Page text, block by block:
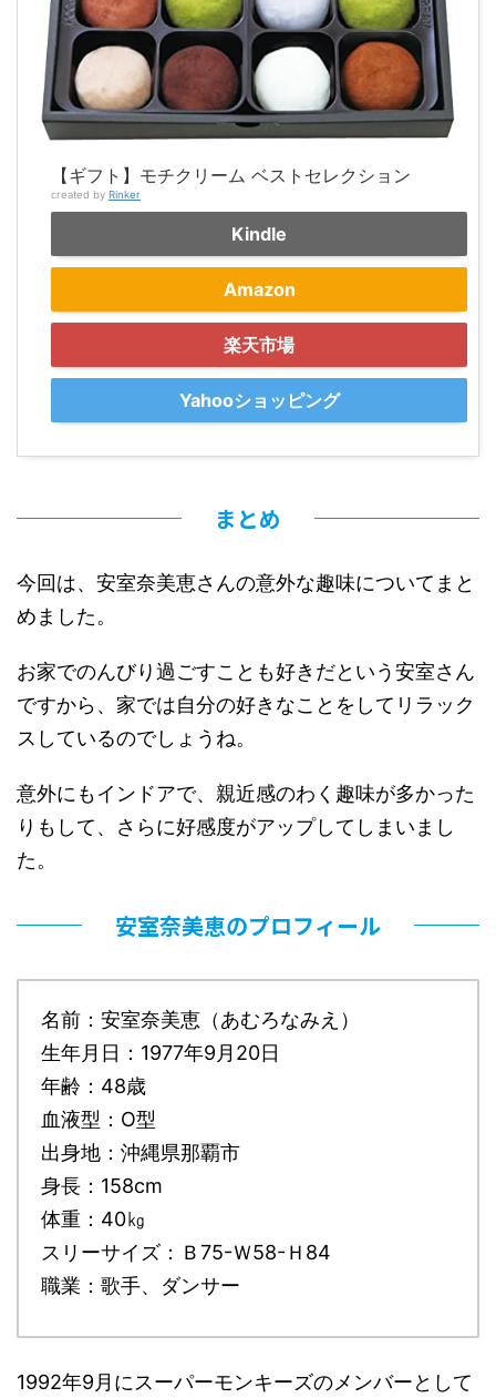
【ギフト】モチクリーム ベストセレクション
created by Rinker
Kindle
Amazon
楽天市場
Yahooショッピング
まとめ
今回は、安室奈美恵さんの意外な趣味についてまと
めました。
お家でのんびり過ごすことも好きだという安室さん
ですから、家では自分の好きなことをしてリラック
スしているのでしょうね。
意外にもインドアで、親近感のわく趣味が多かった
りもして、さらに好感度がアップしてしまいまし
た。
安室奈美恵のプロフィール
名前：安室奈美恵（あむろなみえ）
生年月日：1977年9月20日
年齢：48歳
血液型：O型
出身地：沖縄県那覇市
身長：158cm
体重：40㎏
スリーサイズ：Ｂ75-Ｗ58-Ｈ84
職業：歌手、ダンサー
1992年9月にスーパーモンキーズのメンバーとして